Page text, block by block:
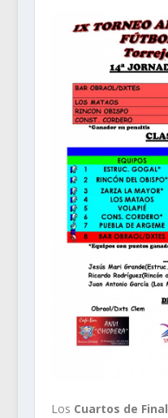
Los Cuartos de Final